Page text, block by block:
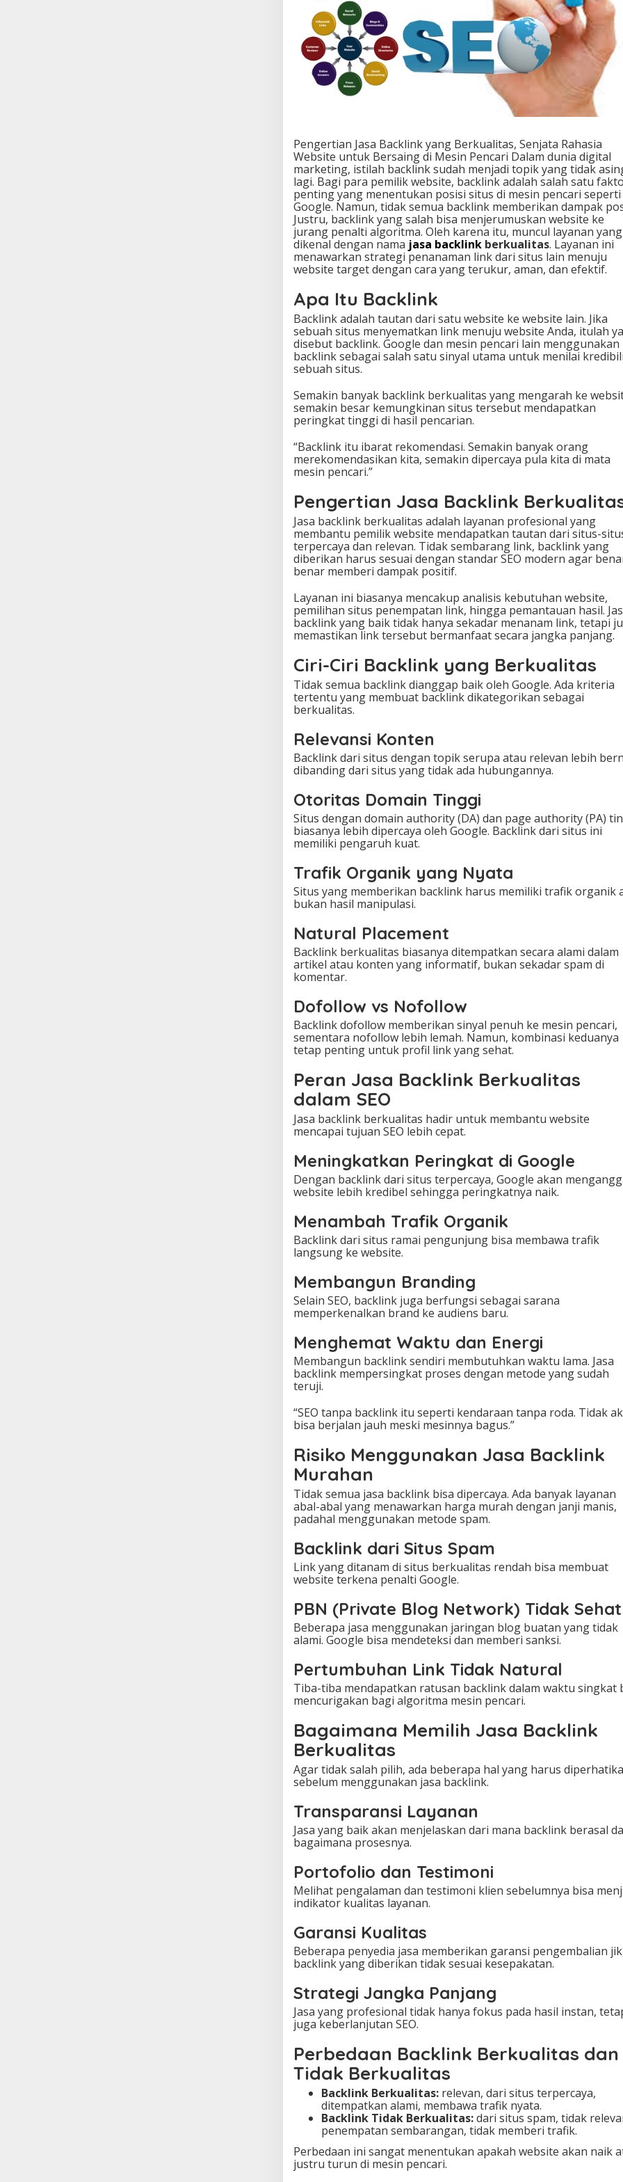
k
y
a
n
g
B
e
i
t
a
s
,
S
e
n
j
a
a
a
h
a
s
W
e
b
i
t
n
t
u
k
B
e
r
a
i
n
g
i
M
e
s
P
e
n
c
r
Pengertian Jasa Backlink yang Berkualitas, Senjata Rahasia
Website untuk Bersaing di Mesin Pencari Dalam dunia digital
marketing, istilah backlink sudah menjadi topik yang tidak
lagi. Bagi para pemilik website, backlink adalah salah satu
penting yang menentukan posisi situs di mesin pencari seperti
Google. Namun, tidak semua backlink memberikan dampak
Justru, backlink yang salah bisa menjerumuskan website ke
jurang penalti algoritma. Oleh karena itu, muncul layanan yang
dikenal dengan nama jasa backlink berkualitas. Layanan ini
menawarkan strategi penanaman link dari situs lain menuju
website target dengan cara yang terukur, aman, dan efektif.
Apa Itu Backlink
Backlink adalah tautan dari satu website ke website lain. Jika
sebuah situs menyematkan link menuju website Anda, itulah
disebut backlink. Google dan mesin pencari lain menggunakan
backlink sebagai salah satu sinyal utama untuk menilai
sebuah situs.
Semakin banyak backlink berkualitas yang mengarah ke
semakin besar kemungkinan situs tersebut mendapatkan
peringkat tinggi di hasil pencarian.
“Backlink itu ibarat rekomendasi. Semakin banyak orang
merekomendasikan kita, semakin dipercaya pula kita di mata
mesin pencari.”
Pengertian Jasa Backlink
Jasa backlink berkualitas adalah layanan profesional yang
membantu pemilik website mendapatkan tautan dari situs-
terpercaya dan relevan. Tidak sembarang link, backlink yang
diberikan harus sesuai dengan standar SEO modern agar
benar memberi dampak positif.
Layanan ini biasanya mencakup analisis kebutuhan website,
pemilihan situs penempatan link, hingga pemantauan hasil.
backlink yang baik tidak hanya sekadar menanam link, tetapi
memastikan link tersebut bermanfaat secara jangka panjang.
Ciri-Ciri Backlink yang Berkualitas
Tidak semua backlink dianggap baik oleh Google. Ada kriteria
tertentu yang membuat backlink dikategorikan sebagai
berkualitas.
Relevansi Konten
Backlink dari situs dengan topik serupa atau relevan lebih
dibanding dari situs yang tidak ada hubungannya.
Otoritas Domain Tinggi
Situs dengan domain authority (DA) dan page authority (PA)
biasanya lebih dipercaya oleh Google. Backlink dari situs ini
memiliki pengaruh kuat.
Trafik Organik yang Nyata
Situs yang memberikan backlink harus memiliki trafik organik
bukan hasil manipulasi.
Natural Placement
Backlink berkualitas biasanya ditempatkan secara alami dalam
artikel atau konten yang informatif, bukan sekadar spam di
komentar.
Dofollow vs Nofollow
Backlink dofollow memberikan sinyal penuh ke mesin pencari,
sementara nofollow lebih lemah. Namun, kombinasi keduanya
tetap penting untuk profil link yang sehat.
Peran Jasa Backlink Berkualitas
dalam SEO
Jasa backlink berkualitas hadir untuk membantu website
mencapai tujuan SEO lebih cepat.
Meningkatkan Peringkat di Google
Dengan backlink dari situs terpercaya, Google akan
website lebih kredibel sehingga peringkatnya naik.
Menambah Trafik Organik
Backlink dari situs ramai pengunjung bisa membawa trafik
langsung ke website.
Membangun Branding
Selain SEO, backlink juga berfungsi sebagai sarana
memperkenalkan brand ke audiens baru.
Menghemat Waktu dan Energi
Membangun backlink sendiri membutuhkan waktu lama. Jasa
backlink mempersingkat proses dengan metode yang sudah
teruji.
“SEO tanpa backlink itu seperti kendaraan tanpa roda. Tidak
bisa berjalan jauh meski mesinnya bagus.”
Risiko Menggunakan Jasa Backlink
Murahan
Tidak semua jasa backlink bisa dipercaya. Ada banyak layanan
abal-abal yang menawarkan harga murah dengan janji manis,
padahal menggunakan metode spam.
Backlink dari Situs Spam
Link yang ditanam di situs berkualitas rendah bisa membuat
website terkena penalti Google.
PBN (Private Blog Network) Tidak Sehat
Beberapa jasa menggunakan jaringan blog buatan yang tidak
alami. Google bisa mendeteksi dan memberi sanksi.
Pertumbuhan Link Tidak Natural
Tiba-tiba mendapatkan ratusan backlink dalam waktu singkat
mencurigakan bagi algoritma mesin pencari.
Bagaimana Memilih Jasa Backlink
Berkualitas
Agar tidak salah pilih, ada beberapa hal yang harus
sebelum menggunakan jasa backlink.
Transparansi Layanan
Jasa yang baik akan menjelaskan dari mana backlink berasal
bagaimana prosesnya.
Portofolio dan Testimoni
Melihat pengalaman dan testimoni klien sebelumnya bisa
indikator kualitas layanan.
Garansi Kualitas
Beberapa penyedia jasa memberikan garansi pengembalian
backlink yang diberikan tidak sesuai kesepakatan.
Strategi Jangka Panjang
Jasa yang profesional tidak hanya fokus pada hasil instan,
juga keberlanjutan SEO.
Perbedaan Backlink Berkualitas dan
Tidak Berkualitas
Backlink Berkualitas: relevan, dari situs terpercaya,
ditempatkan alami, membawa trafik nyata.
Backlink Tidak Berkualitas:dari situs spam, tidak
penempatan sembarangan, tidak memberi trafik.
Perbedaan ini sangat menentukan apakah website akan naik
justru turun di mesin pencari.